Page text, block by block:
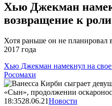
Хью Джекман
возвращение к
Хотя раньше он не планировал
2017 года
Хью Джекман намекнул на
Росомахи
18:3528.06.21Новости